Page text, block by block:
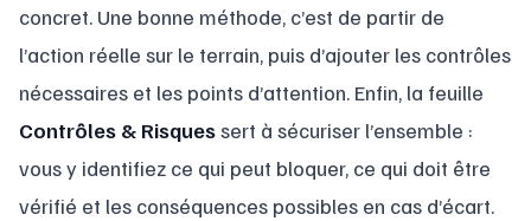
concret. Une bonne méthode, c’est de partir de
l’action réelle sur le terrain, puis d’ajouter les contrôles
nécessaires et les points d’attention. Enfin, la feuille
Contrôles & Risquessert à sécuriser l’ensemble :
vous y identifiez ce qui peut bloquer, ce qui doit être
vérifié et les conséquences possibles en cas d’écart.